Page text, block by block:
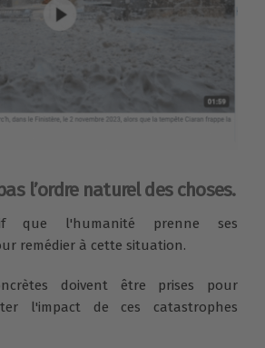
l’ordre naturel des choses.
que l'humanité prenne ses
remédier à cette situation.
doivent être prises pour
l'impact de ces catastrophes